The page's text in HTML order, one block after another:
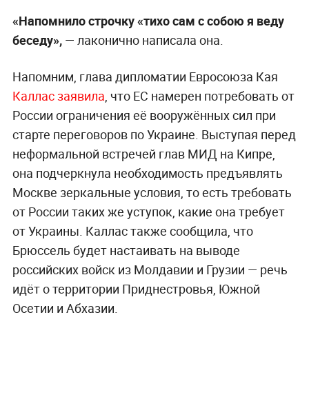
«Напомнило строчку «тихо сам с собою я веду
беседу»,— лаконично написала она.
Напомним, глава дипломатии Евросоюза Кая
Каллас заявила , что ЕС намерен потребовать от
России ограничения её вооружённых сил при
старте переговоров по Украине. Выступая перед
неформальной встречей глав МИД на Кипре,
она подчеркнула необходимость предъявлять
Москве зеркальные условия, то есть требовать
от России таких же уступок, какие она требует
от Украины. Каллас также сообщила, что
Брюссель будет настаивать на выводе
российских войск из Молдавии и Грузии — речь
идёт о территории Приднестровья, Южной
Осетии и Абхазии.